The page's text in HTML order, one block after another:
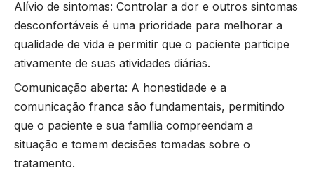
Alívio de sintomas: Controlar a dor e outros sintomas
desconfortáveis ​​é uma prioridade para melhorar a
qualidade de vida e permitir que o paciente participe
ativamente de suas atividades diárias.
Comunicação aberta: A honestidade e a
comunicação franca são fundamentais, permitindo
que o paciente e sua família compreendam a
situação e tomem decisões tomadas sobre o
tratamento.